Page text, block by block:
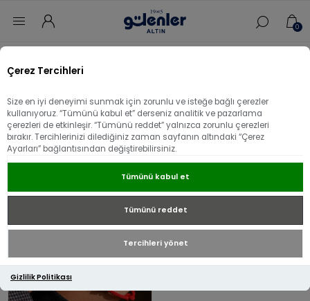
Çerez Tercihleri
Size en iyi deneyimi sunmak için zorunlu ve isteğe bağlı çerezler
kullanıyoruz. “Tümünü kabul et” derseniz analitik ve pazarlama
çerezleri de etkinleşir. “Tümünü reddet” yalnızca zorunlu çerezleri
bırakır. Tercihlerinizi dilediğiniz zaman sayfanın altındaki “Çerez
Ayarları” bağlantısından değiştirebilirsiniz.
Tümünü kabul et
Tümünü reddet
Tercihleri yönet
Gizlilik Politikası
0
'Küp' ile etiketlenen ürünler